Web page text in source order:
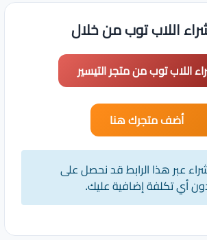
اللاب توب من خلال
اللاب توب من متجر التيسير
أضف متجرك هنا
عبر هذا الرابط قد نحصل على
أي تكلفة إضافية عليك.